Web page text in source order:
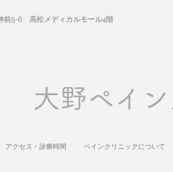
前5-6 高松メディカルモール4階
大野ペイ
アクセス・診療時間 ペインクリニックについて